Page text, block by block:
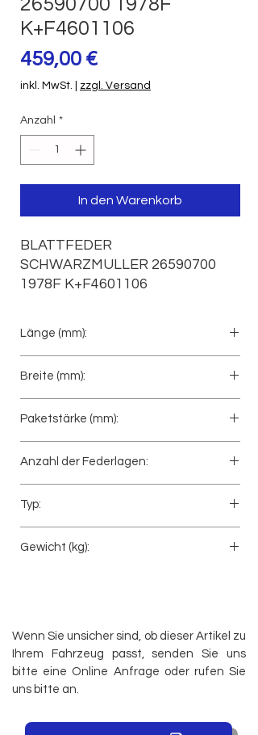
26590700 1978F
K+F4601106
459,00 €Preis
inkl. MwSt. zzgl. Versand
Anzahl *
In den Warenkorb
BLATTFEDER
SCHWARZMULLER 26590700
1978F K+F4601106
Länge (mm):
Breite (mm):
Paketstärke (mm):
Anzahl der Federlagen:
Typ:
Gewicht (kg):
Wenn Sie unsicher sind, ob dieser Artikel zu
Ihrem Fahrzeug passt, senden Sie uns
bitte eine Online Anfrage oder rufen Sie
uns bitte an.